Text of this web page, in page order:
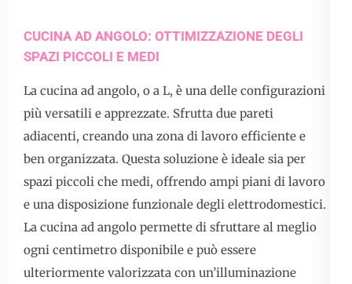
CUCINA AD ANGOLO: OTTIMIZZAZIONE DEGLI
SPAZI PICCOLI E MEDI
La cucina ad angolo, o a L, è una delle configurazioni
più versatili e apprezzate. Sfrutta due pareti
adiacenti, creando una zona di lavoro efficiente e
ben organizzata. Questa soluzione è ideale sia per
spazi piccoli che medi, offrendo ampi piani di lavoro
e una disposizione funzionale degli elettrodomestici.
La cucina ad angolo permette di sfruttare al meglio
ogni centimetro disponibile e può essere
ulteriormente valorizzata con un’illuminazione